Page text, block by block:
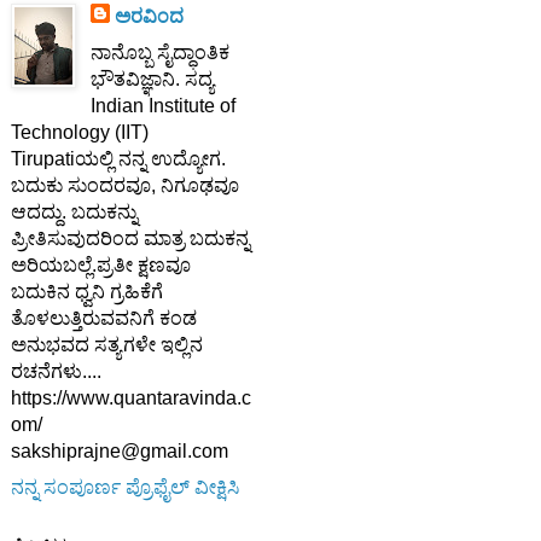
ಅರವಿಂದ
ನಾನೊಬ್ಬ ಸೈದ್ಧಾಂತಿಕ
ಭೌತವಿಜ್ಞಾನಿ. ಸದ್ಯ
Indian Institute of
Technology (IIT)
Tirupatiಯಲ್ಲಿ ನನ್ನ ಉದ್ಯೋಗ.
ಬದುಕು ಸುಂದರವೂ, ನಿಗೂಢವೂ
ಆದದ್ದು. ಬದುಕನ್ನು
ಪ್ರೀತಿಸುವುದರಿಂದ ಮಾತ್ರ ಬದುಕನ್ನ
ಅರಿಯಬಲ್ಲೆ.ಪ್ರತೀ ಕ್ಷಣವೂ
ಬದುಕಿನ ಧ್ವನಿ ಗ್ರಹಿಕೆಗೆ
ತೊಳಲುತ್ತಿರುವವನಿಗೆ ಕಂಡ
ಅನುಭವದ ಸತ್ಯಗಳೇ ಇಲ್ಲಿನ
ರಚನೆಗಳು....
https://www.quantaravinda.c
om/
sakshiprajne@gmail.com
ನನ್ನ ಸಂಪೂರ್ಣ ಪ್ರೊಫೈಲ್ ವೀಕ್ಷಿಸಿ